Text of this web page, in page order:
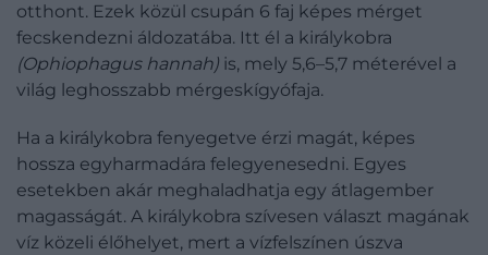
otthont. Ezek közül csupán 6 faj képes mérget
fecskendezni áldozatába. Itt él a királykobra
(Ophiophagus hannah) is, mely 5,6–5,7 méterével a
világ leghosszabb mérgeskígyófaja.
Ha a királykobra fenyegetve érzi magát, képes
hossza egyharmadára felegyenesedni. Egyes
esetekben akár meghaladhatja egy átlagember
magasságát. A királykobra szívesen választ magának
víz közeli élőhelyet, mert a vízfelszínen úszva